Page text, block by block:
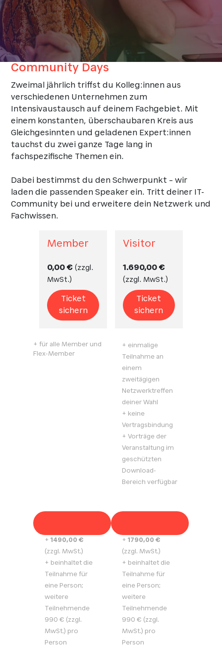
Community Days
Zweimal jährlich triffst du Kolleg:innen aus
verschiedenen Unternehmen zum
Intensivaustausch auf deinem Fachgebiet. Mit
einem konstanten, überschaubaren Kreis aus
Gleichgesinnten und geladenen Expert:innen
tauchst du zwei ganze Tage lang in
fachspezifische Themen ein.
Dabei bestimmst du den Schwerpunkt – wir
laden die passenden Speaker ein. Tritt deiner IT-
Community bei und erweitere dein Netzwerk und
Fachwissen.
Member
0,00 € (zzgl.
MwSt.)
Ticket
sichern
Visitor
1.690,00 €
(zzgl. MwSt.)
Ticket
sichern
+ für alle Member und
Flex-Member
+ einmalige
Teilnahme an
einem
zweitägigen
Netzwerktreffen
deiner Wahl
+ keine
Vertragsbindung
+ Vorträge der
Veranstaltung im
geschützten
Download-
Bereich verfügbar
+ 1490,00 €
(zzgl. MwSt.)
+ beinhaltet die
Teilnahme für
eine Person;
weitere
Teilnehmende
990 € (zzgl.
MwSt.) pro
Person
+ 1790,00 €
(zzgl. MwSt.)
+ beinhaltet die
Teilnahme für
eine Person;
weitere
Teilnehmende
990 € (zzgl.
MwSt.) pro
Person